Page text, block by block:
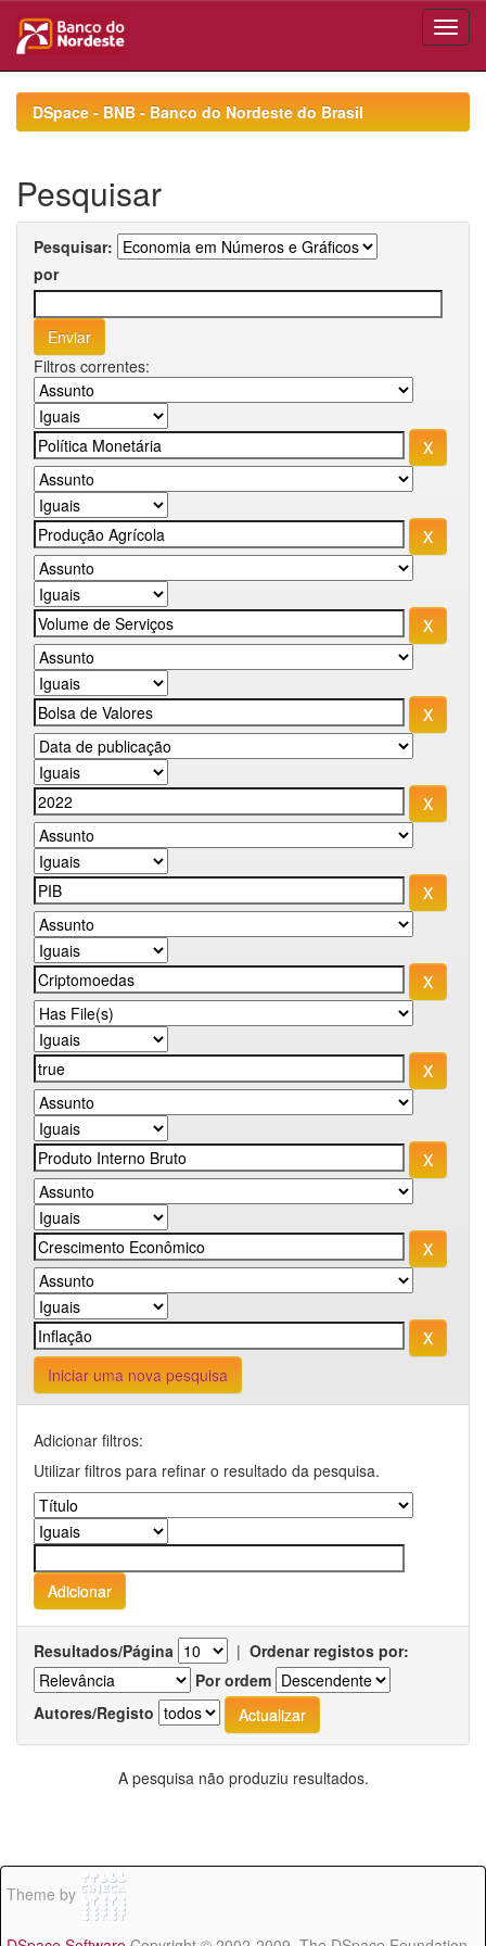
navigationDSpace - BNB - Banco do Nordeste do Brasil
Pesquisar
Pesquisar:
por
Filtros correntes:
Iniciar uma nova pesquisa
Adicionar filtros:
Utilizar filtros para refinar o resultado da pesquisa.
Resultados/Página | Ordenar registos por:
Por ordem
Autores/Registo
A pesquisa não produziu resultados.
Theme by